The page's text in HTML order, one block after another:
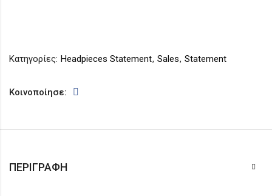
Κατηγορίες: Headpieces Statement, Sales, Statement
Κοινοποίησε:
ΠΕΡΙΓΡΑΦΉ